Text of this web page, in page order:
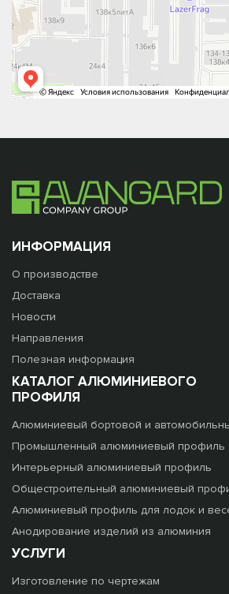
ИНФОРМАЦИЯ
О производстве
Доставка
Новости
Направления
Полезная информация
КАТАЛОГ АЛЮМИНИЕВОГО
ПРОФИЛЯ
Алюминиевый бортовой и
Промышленный алюминиевый профиль
Интерьерный алюминиевый профиль
Общестроительный алюминиевый
Алюминиевый профиль для лодок и
Анодирование изделий из алюминия
УСЛУГИ
Изготовление по чертежам